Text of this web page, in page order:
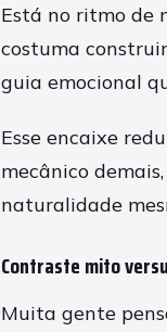
Está no ritmo de
costuma
guia emocional
Esse encaixe
mecânico
naturalidade
Contraste mito
Muita gente